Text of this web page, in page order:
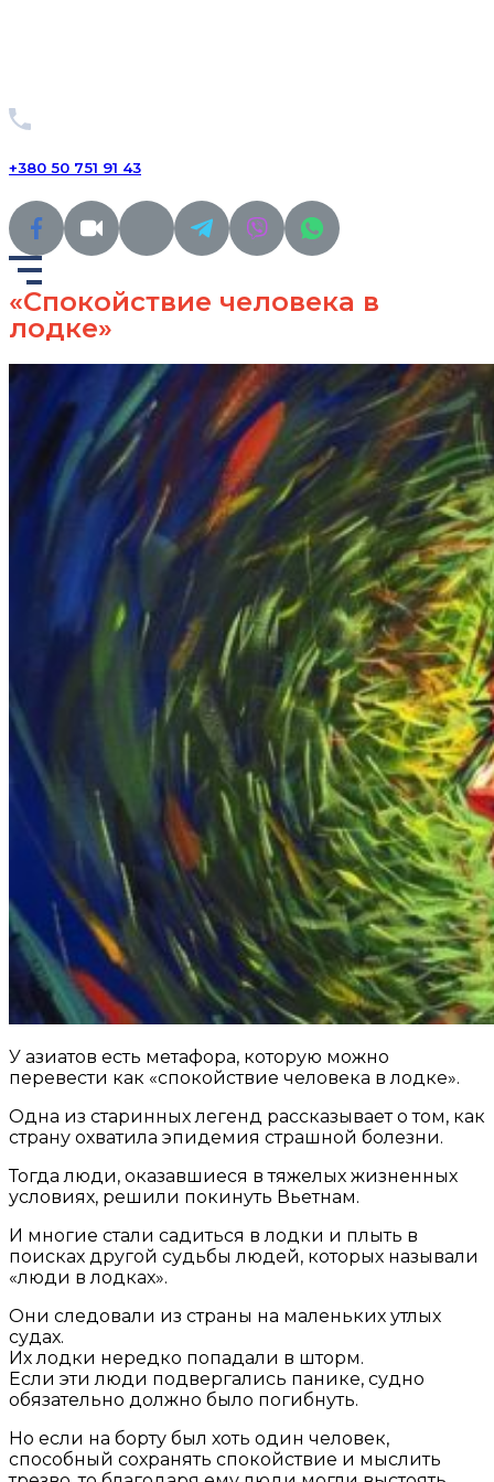
+380 50 751 91 43
«Спокойствие человека в
лодке»
У азиатов есть метафора, которую можно
перевести как «спокойствие человека в лодке».
Одна из старинных легенд рассказывает о том, как
страну охватила эпидемия страшной болезни.
Тогда люди, оказавшиеся в тяжелых жизненных
условиях, решили покинуть Вьетнам.
И многие стали садиться в лодки и плыть в
поисках другой судьбы людей, которых называли
«люди в лодках».
Они следовали из страны на маленьких утлых
судах.
Их лодки нередко попадали в шторм.
Если эти люди подвергались панике, судно
обязательно должно было погибнуть.
Но если на борту был хоть один человек,
способный сохранять спокойствие и мыслить